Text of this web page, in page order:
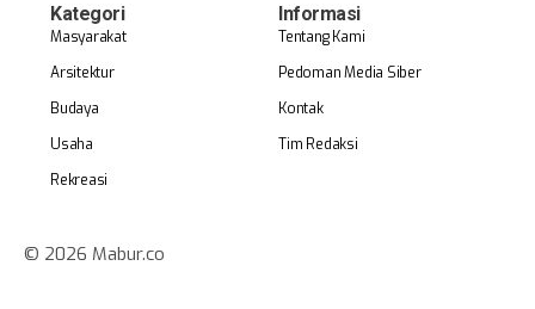
Kategori
Masyarakat
Arsitektur
Budaya
Usaha
Rekreasi
Informasi
Tentang Kami
Pedoman Media Siber
Kontak
Tim Redaksi
© 2026 Mabur.co